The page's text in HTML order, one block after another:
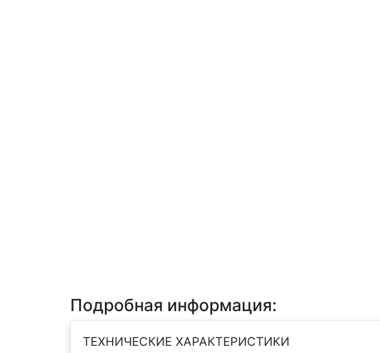
Подробная информация:
ТЕХНИЧЕСКИЕ ХАРАКТЕРИСТИКИ